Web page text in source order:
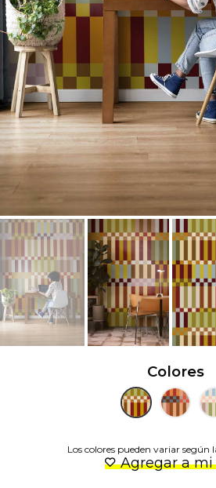
Colores
Los colores pueden variar según
Agregar a